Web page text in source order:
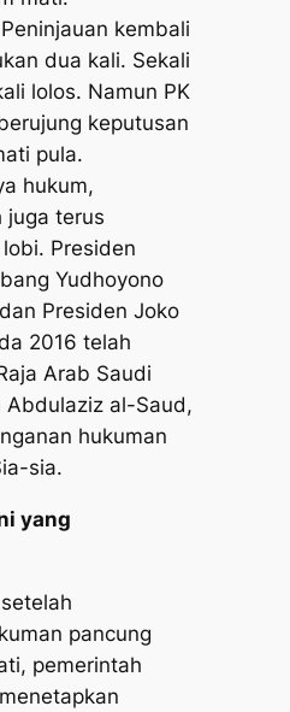
kembali
dua kali. Sekali
lolos. Namun PK
keputusan
pula.
hukum,
juga terus
Presiden
Yudhoyono
Presiden Joko
2016 telah
Arab Saudi
Abdulaziz al-Saud,
hukuman
sia.
yang
pancung
pemerintah